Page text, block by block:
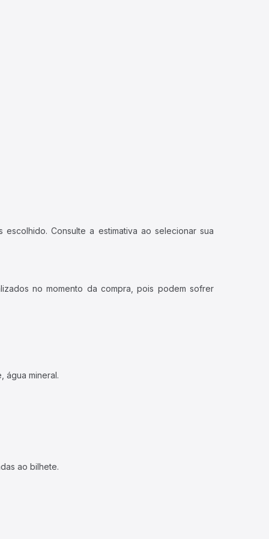
Consulte a estimativa ao selecionar sua
no momento da compra, pois podem sofrer
água mineral.
ao bilhete.